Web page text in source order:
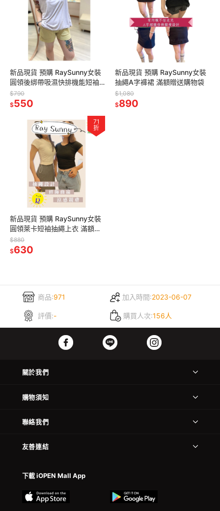
新品現貨 預購 RaySunny女裝
圓領後綁帶吸濕快排機能短袖
上衣 滿額贈送購物袋
$790
$550
新品現貨 預購 RaySunny女裝
抽繩A字褲裙 滿額贈送購物袋
$1,080
$890
71
折
新品現貨 預購 RaySunny女裝
圓領萊卡短袖抽繩上衣 滿額贈
品牌購物袋
$880
$630
商品:971 加入時間:2023-06-07
評價:- 購買人次:156人
關於我們
購物須知
聯絡我們
友善連結
下載 iOPEN Mall App